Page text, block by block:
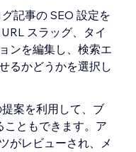
記事の SEO 設定を
スラッグ、タイ
ンを編集し、検索エ
るかどうかを選択し
案を利用して、ブ
こともできます。ア
がレビューされ、メ